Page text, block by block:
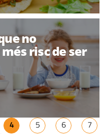
no
risc de ser
4 5 6
7